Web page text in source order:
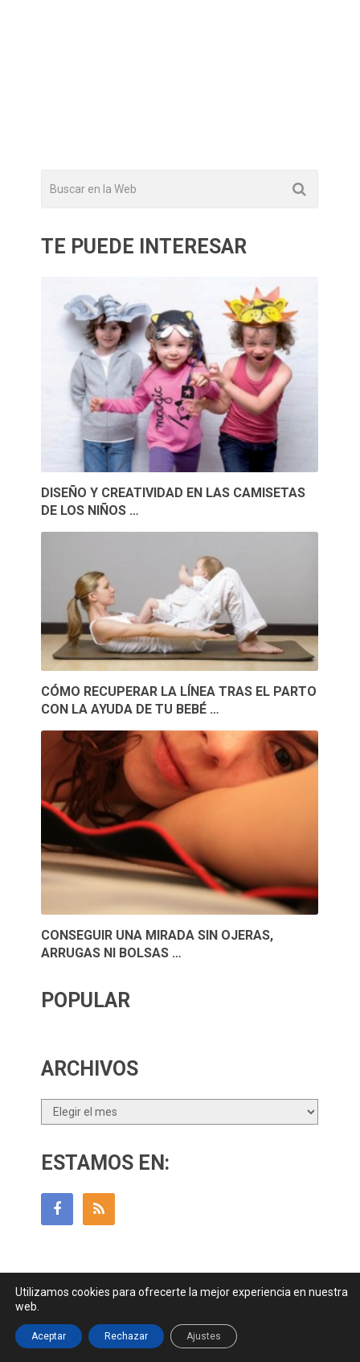
TE PUEDE INTERESAR
DISEÑO Y CREATIVIDAD EN LAS CAMISETAS
DE LOS NIÑOS …
CÓMO RECUPERAR LA LÍNEA TRAS EL PARTO
CON LA AYUDA DE TU BEBÉ …
CONSEGUIR UNA MIRADA SIN OJERAS,
ARRUGAS NI BOLSAS …
POPULAR
ARCHIVOS
Archivos
ESTAMOS EN:
Contactar|| Datos Legales y Privacidady
Utilizamos cookies para ofrecerte la mejor experiencia en nuestra
web.
Aceptar Rechazar Ajustes